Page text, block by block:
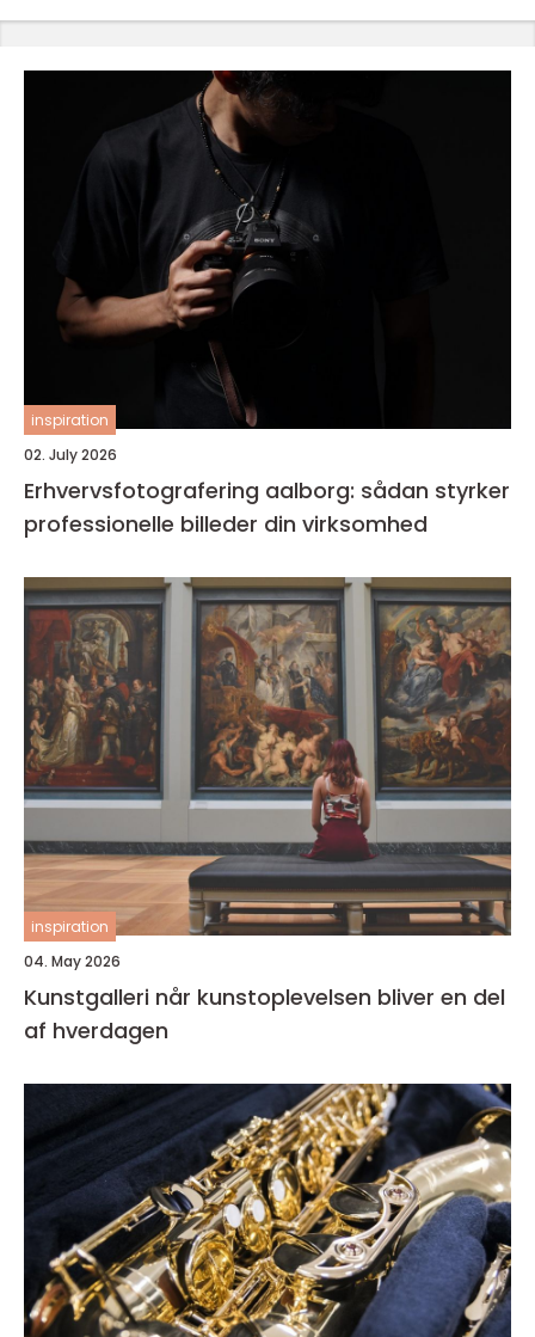
inspiration
02. July 2026
Erhvervsfotografering aalborg: sådan styrker
professionelle billeder din virksomhed
inspiration
04. May 2026
Kunstgalleri når kunstoplevelsen bliver en del
af hverdagen